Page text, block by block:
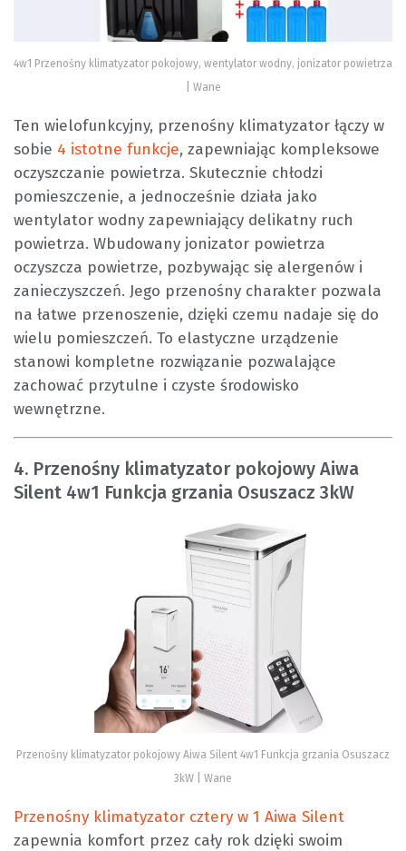
4w1 Przenośny klimatyzator pokojowy, wentylator wodny, jonizator powietrza
| Wane
Ten wielofunkcyjny, przenośny klimatyzator łączy w
sobie 4 istotne funkcje, zapewniając kompleksowe
oczyszczanie powietrza. Skutecznie chłodzi
pomieszczenie, a jednocześnie działa jako
wentylator wodny zapewniający delikatny ruch
powietrza. Wbudowany jonizator powietrza
oczyszcza powietrze, pozbywając się alergenów i
zanieczyszczeń. Jego przenośny charakter pozwala
na łatwe przenoszenie, dzięki czemu nadaje się do
wielu pomieszczeń. To elastyczne urządzenie
stanowi kompletne rozwiązanie pozwalające
zachować przytulne i czyste środowisko
wewnętrzne.
4. Przenośny klimatyzator pokojowy Aiwa
Silent 4w1 Funkcja grzania Osuszacz 3kW
Przenośny klimatyzator pokojowy Aiwa Silent 4w1 Funkcja grzania Osuszacz
3kW | Wane
Przenośny klimatyzator cztery w 1 Aiwa Silent
zapewnia komfort przez cały rok dzięki swoim